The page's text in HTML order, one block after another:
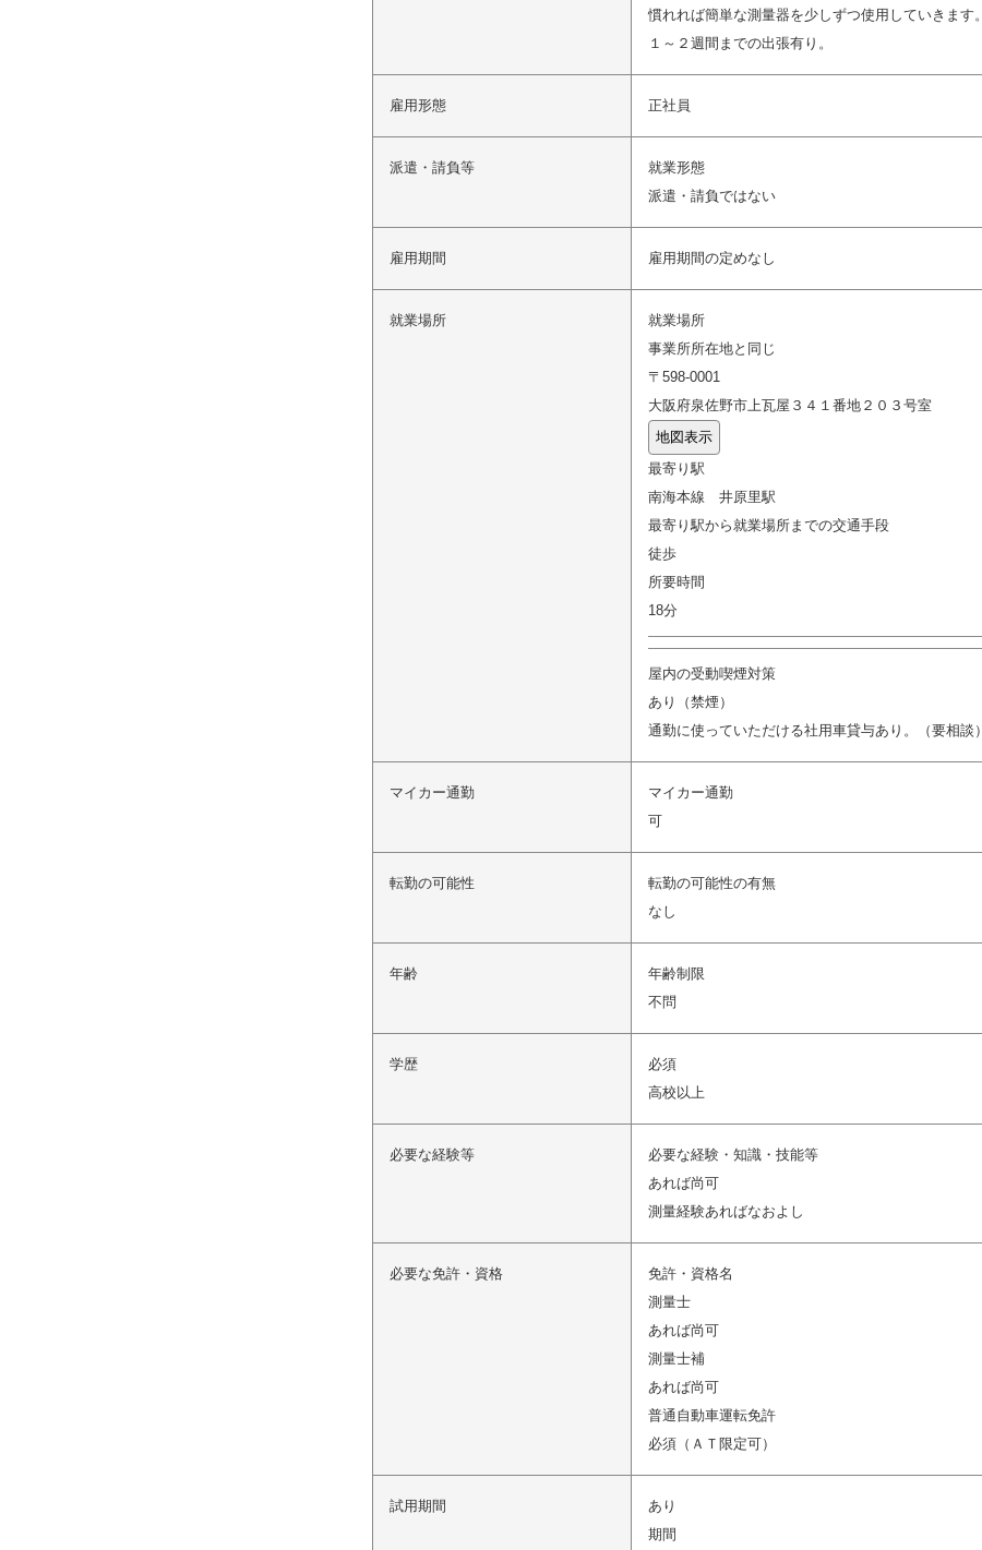
慣れれば簡単な測量器を少しずつ使用していきます。
１～２週間までの出張有り。
雇用形態 正社員
派遣・請負等
就業形態
派遣・請負ではない
雇用期間 雇用期間の定めなし
就業場所
就業場所
事業所所在地と同じ
〒598-0001
大阪府泉佐野市上瓦屋３４１番地２０３号室
地図表示
最寄り駅
南海本線 井原里駅
最寄り駅から就業場所までの交通手段
徒歩
所要時間
18分
屋内の受動喫煙対策
あり（禁煙）
通勤に使っていただける社用車貸与あり。（要相談）
マイカー通勤
マイカー通勤
可
転勤の可能性
転勤の可能性の有無
なし
年齢
年齢制限
不問
学歴
必須
高校以上
必要な経験等
必要な経験・知識・技能等
あれば尚可
測量経験あればなおよし
必要な免許・資格
免許・資格名
測量士
あれば尚可
測量士補
あれば尚可
普通自動車運転免許
必須（ＡＴ限定可）
試用期間
あり
期間